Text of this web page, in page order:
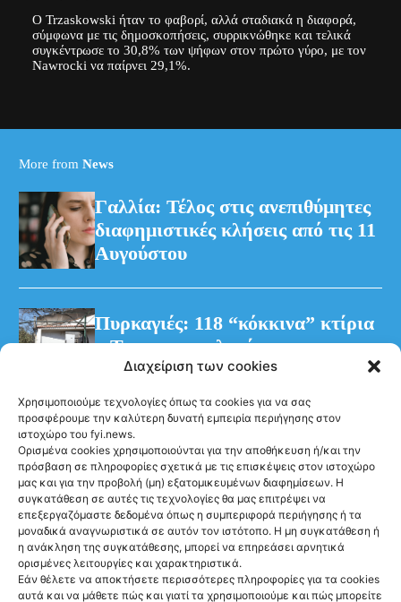
Διαχείριση των cookies
Χρησιμοποιούμε τεχνολογίες όπως τα cookies για να σας
προσφέρουμε την καλύτερη δυνατή εμπειρία περιήγησης στον
ιστοχώρο του fyi.news.
Ορισμένα cookies χρησιμοποιούνται για την αποθήκευση ή/και την
πρόσβαση σε πληροφορίες σχετικά με τις επισκέψεις στον ιστοχώρο
μας και για την προβολή (μη) εξατομικευμένων διαφημίσεων. Η
συγκατάθεση σε αυτές τις τεχνολογίες θα μας επιτρέψει να
επεξεργαζόμαστε δεδομένα όπως η συμπεριφορά περιήγησης ή τα
μοναδικά αναγνωριστικά σε αυτόν τον ιστότοπο. Η μη συγκατάθεση ή
η ανάκληση της συγκατάθεσης, μπορεί να επηρεάσει αρνητικά
ορισμένες λειτουργίες και χαρακτηριστικά.
Εάν θέλετε να αποκτήσετε περισσότερες πληροφορίες για τα cookies
αυτά και να μάθετε πώς και γιατί τα χρησιμοποιούμε και πώς μπορείτε
Ο Trzaskowski ήταν το φαβορί, αλλά σταδιακά η διαφορά,
σύμφωνα με τις δημοσκοπήσεις, συρρικνώθηκε και τελικά
συγκέντρωσε το 30,8% των ψήφων στον πρώτο γύρο, με τον
Nawrocki να παίρνει 29,1%.
More from News
Γαλλία: Τέλος στις ανεπιθύμητες
διαφημιστικές κλήσεις από τις 11
Αυγούστου
Πυρκαγιές: 118 “κόκκινα” κτίρια
– Τρεις προφυλακίσεις για τη
φωτιά στη Βοιωτία
Ακολούθησέ μας